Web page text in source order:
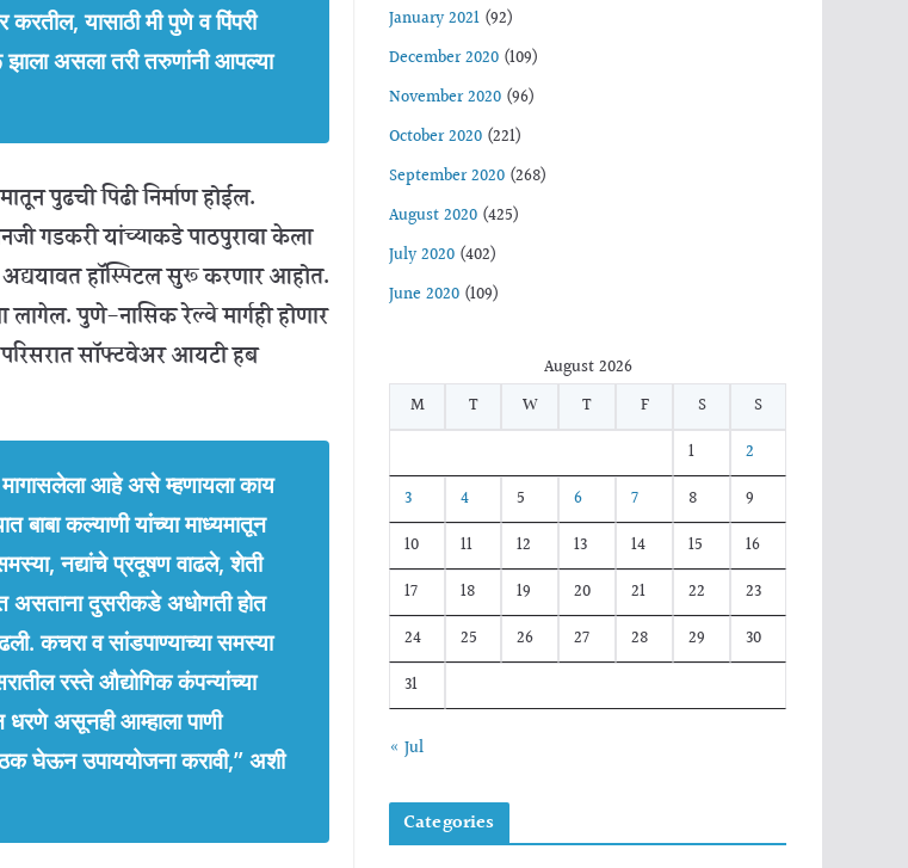
करतील, यासाठी मी पुणे व पिंपरी
झाला असला तरी तरुणांनी आपल्या
पुढची पिढी निर्माण होईल.
गडकरी यांच्याकडे पाठपुरावा केला
हॉस्पिटल सुरू करणार आहोत.
पुणे-नासिक रेल्वे मार्गही होणार
सॉफ्टवेअर आयटी हब
मागासलेला आहे असे म्हणायला काय
कल्याणी यांच्या माध्यमातून
नद्यांचे प्रदूषण वाढले, शेती
दुसरीकडे अधोगती होत
कचरा व सांडपाण्याच्या समस्या
रस्ते औद्योगिक कंपन्यांच्या
असूनही आम्हाला पाणी
घेऊन उपाययोजना करावी,” अशी
January 2021 (92)
December 2020 (109)
November 2020 (96)
October 2020 (221)
September 2020 (268)
August 2020 (425)
July 2020 (402)
June 2020 (109)
August 2026
M
T W T F S
S
1
2
3
4 5 6 7 8
9
10
11 12 13 14 15
16
17
18 19 20 21 22
23
24
25 26 27 28 29
30
31
« Jul
Categories